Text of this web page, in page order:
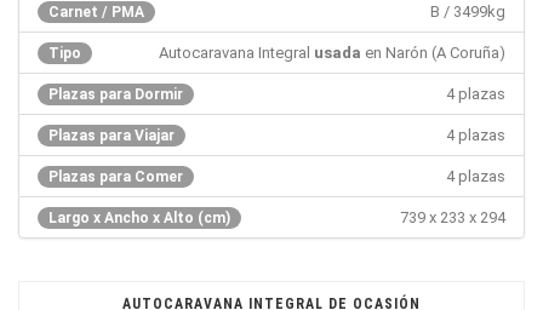
Carnet / PMA B / 3499kg
Tipo Autocaravana Integral usada en Narón (A Coruña)
Plazas para Dormir 4 plazas
Plazas para Viajar 4 plazas
Plazas para Comer 4 plazas
Largo x Ancho x Alto (cm) 739 x 233 x 294
AUTOCARAVANA INTEGRAL DE OCASIÓN